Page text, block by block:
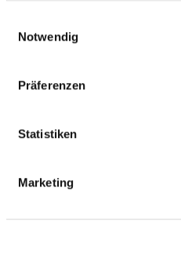
Notwendig
Präferenzen
Statistiken
Marketing
PERSONELLE
FACHEXPERTISE UND